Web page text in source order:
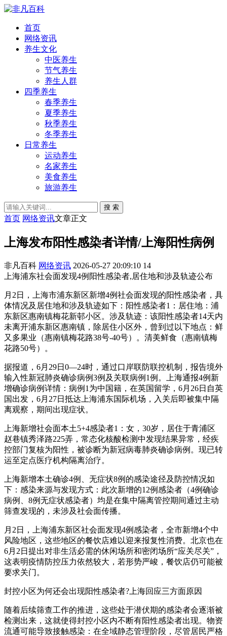
首页
网络资讯
养生文化
中医养生
节气养生
养生人群
四季养生
春季养生
夏季养生
秋季养生
冬季养生
日常养生
运动养生
名家养生
美食养生
旅游养生
搜 索
首页 网络资讯文章正文
上海发布阳性感染者详情/上海阳性病例
非凡百科 网络资讯 2026-05-27 20:09:10 14
上海浦东社会面发现4例阳性感染者,居住地和涉及轨迹公布
月2日，上海市浦东新区新增4例社会面发现的阳性感染者，具
体情况及居住地和涉及轨迹如下：阳性感染者1：居住地：浦
东新区惠南镇梅花新邨小区。涉及轨迹：该阳性感染者14天内
未离开浦东新区惠南镇，除居住小区外，曾到过以下地点：鲜
又多果业（惠南镇梅花路38号-40号）。清美鲜食（惠南镇梅
花路50号）。
据报道，6月29日0—24时，通过口岸联防联控机制，报告境外
输入性新冠肺炎确诊病例3例及关联病例1例。上海通报4例新
增确诊病例详情：病例1为中国籍，在英国留学，6月26日自英
国出发，6月27日抵达上海浦东国际机场，入关后即被集中隔
离观察，期间出现症状。
上海新增社会面本土5+4感染者1：女，30岁，居住于青浦区
赵巷镇秀泽路225弄，常态化核酸检测中发现结果异常，经疾
控部门复核为阳性，被诊断为新冠病毒肺炎确诊病例。现已转
运至定点医疗机构隔离治疗。
上海新增本土确诊4例、无症状8例的感染途径及防控情况如
下：感染来源与发现方式：此次新增的12例感染者（4例确诊
病例、8例无症状感染者）均是在集中隔离管控期间通过主动
筛查发现的，未涉及社会面传播。
月2日，上海浦东新区社会面发现4例感染者，全市新增4个中
风险地区，这些地区的餐饮店难以迎来报复性消费。北京也在
6月2日提出对非生活必需的休闲场所和密闭场所“应关尽关”，
这表明疫情防控压力依然较大，若形势严峻，餐饮店仍可能被
要求关门。
封控小区为何还会出现阳性感染者?上海回应三方面原因
随着后续筛查工作的推进，这些处于潜伏期的感染者会逐渐被
检测出来，这就使得封控小区内不断有阳性感染者出现。物资
流通可能导致接触感染：在全域静态管理阶段，尽管居民严格